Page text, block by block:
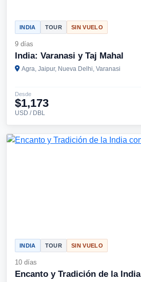
INDIA TOUR SIN VUELO
9 días
India: Varanasi y Taj Mahal
Agra, Jaipur, Nueva Delhi, Varanasi
Desde
$1,173
USD / DBL
INDIA TOUR SIN VUELO
10 días
Encanto y Tradición de la India